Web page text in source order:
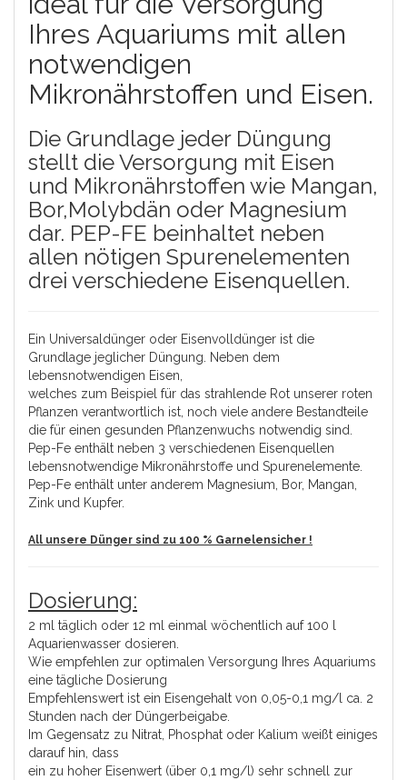
Ihres Aquariums mit allen
notwendigen
Mikronährstoffen und Eisen.
Die Grundlage jeder Düngung
stellt die Versorgung mit Eisen
und Mikronährstoffen wie Mangan,
Bor,Molybdän oder Magnesium
dar. PEP-FE beinhaltet neben
allen nötigen Spurenelementen
drei verschiedene Eisenquellen.
Ein Universaldünger oder Eisenvolldünger ist die
Grundlage jeglicher Düngung. Neben dem
lebensnotwendigen Eisen,
welches zum Beispiel für das strahlende Rot unserer roten
Pflanzen verantwortlich ist, noch viele andere Bestandteile
die für einen gesunden Pflanzenwuchs notwendig sind.
Pep-Fe enthält neben 3 verschiedenen Eisenquellen
lebensnotwendige Mikronährstoffe und Spurenelemente.
Pep-Fe enthält unter anderem Magnesium, Bor, Mangan,
Zink und Kupfer.
All unsere Dünger sind zu 100 % Garnelensicher !
Dosierung:
2 ml täglich oder 12 ml einmal wöchentlich auf 100 l
Aquarienwasser dosieren.
Wie empfehlen zur optimalen Versorgung Ihres Aquariums
eine tägliche Dosierung
Empfehlenswert ist ein Eisengehalt von 0,05-0,1 mg/l ca. 2
Stunden nach der Düngerbeigabe.
Im Gegensatz zu Nitrat, Phosphat oder Kalium weißt einiges
darauf hin, dass
ein zu hoher Eisenwert (über 0,1 mg/l) sehr schnell zur